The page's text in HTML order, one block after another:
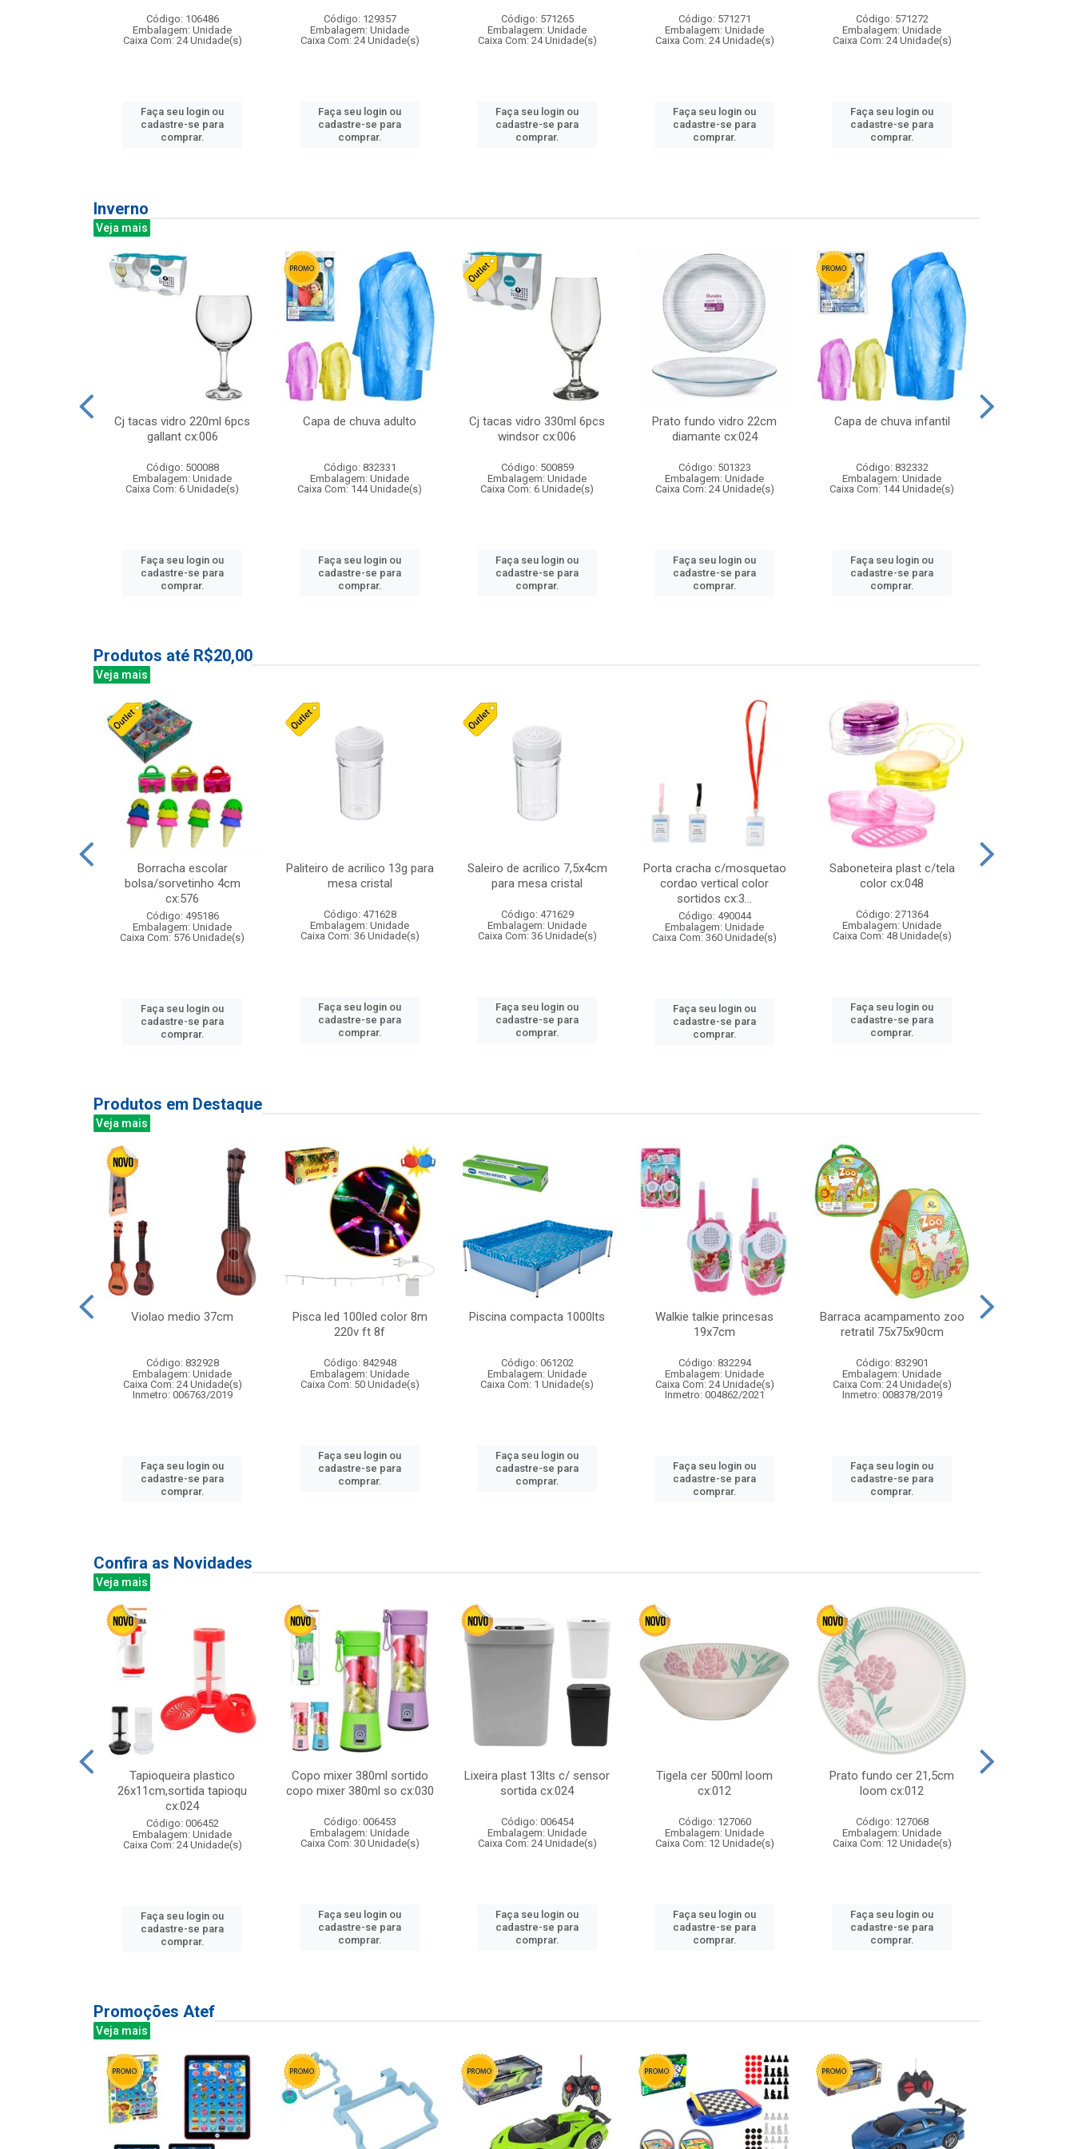
Código: 106486
Embalagem: Unidade
Caixa Com: 24 Unidade(s)
Faça seu login ou
cadastre-se para
comprar.
Código: 129357
Embalagem: Unidade
Caixa Com: 24 Unidade(s)
Faça seu login ou
cadastre-se para
comprar.
Código: 571265
Embalagem: Unidade
Caixa Com: 24 Unidade(s)
Faça seu login ou
cadastre-se para
comprar.
Código: 571271
Embalagem: Unidade
Caixa Com: 24 Unidade(s)
Faça seu login ou
cadastre-se para
comprar.
Código: 571272
Embalagem: Unidade
Caixa Com: 24 Unidade(s)
Faça seu login ou
cadastre-se para
comprar.
Inverno
Veja mais
Cj tacas vidro 220ml 6pcs
gallant cx:006
Código: 500088
Embalagem: Unidade
Caixa Com: 6 Unidade(s)
Faça seu login ou
cadastre-se para
comprar.
Capa de chuva adulto
Código: 832331
Embalagem: Unidade
Caixa Com: 144 Unidade(s)
Faça seu login ou
cadastre-se para
comprar.
Cj tacas vidro 330ml 6pcs
windsor cx:006
Código: 500859
Embalagem: Unidade
Caixa Com: 6 Unidade(s)
Faça seu login ou
cadastre-se para
comprar.
Prato fundo vidro 22cm
diamante cx:024
Código: 501323
Embalagem: Unidade
Caixa Com: 24 Unidade(s)
Faça seu login ou
cadastre-se para
comprar.
Capa de chuva infantil
Código: 832332
Embalagem: Unidade
Caixa Com: 144 Unidade(s)
Faça seu login ou
cadastre-se para
comprar.
Produtos até R$20,00
Veja mais
Borracha escolar
bolsa/sorvetinho 4cm
cx:576
Código: 495186
Embalagem: Unidade
Caixa Com: 576 Unidade(s)
Faça seu login ou
cadastre-se para
comprar.
Paliteiro de acrilico 13g para
mesa cristal
Código: 471628
Embalagem: Unidade
Caixa Com: 36 Unidade(s)
Faça seu login ou
cadastre-se para
comprar.
Saleiro de acrilico 7,5x4cm
para mesa cristal
Código: 471629
Embalagem: Unidade
Caixa Com: 36 Unidade(s)
Faça seu login ou
cadastre-se para
comprar.
Porta cracha c/mosquetao
cordao vertical color
sortidos cx:3...
Código: 490044
Embalagem: Unidade
Caixa Com: 360 Unidade(s)
Faça seu login ou
cadastre-se para
comprar.
Saboneteira plast c/tela
color cx:048
Código: 271364
Embalagem: Unidade
Caixa Com: 48 Unidade(s)
Faça seu login ou
cadastre-se para
comprar.
Produtos em Destaque
Veja mais
Violao medio 37cm
Código: 832928
Embalagem: Unidade
Caixa Com: 24 Unidade(s)
Inmetro: 006763/2019
Faça seu login ou
cadastre-se para
comprar.
Pisca led 100led color 8m
220v ft 8f
Código: 842948
Embalagem: Unidade
Caixa Com: 50 Unidade(s)
Faça seu login ou
cadastre-se para
comprar.
Piscina compacta 1000lts
Código: 061202
Embalagem: Unidade
Caixa Com: 1 Unidade(s)
Faça seu login ou
cadastre-se para
comprar.
Walkie talkie princesas
19x7cm
Código: 832294
Embalagem: Unidade
Caixa Com: 24 Unidade(s)
Inmetro: 004862/2021
Faça seu login ou
cadastre-se para
comprar.
Barraca acampamento zoo
retratil 75x75x90cm
Código: 832901
Embalagem: Unidade
Caixa Com: 24 Unidade(s)
Inmetro: 008378/2019
Faça seu login ou
cadastre-se para
comprar.
Confira as Novidades
Veja mais
Tapioqueira plastico
26x11cm,sortida tapioqu
cx:024
Código: 006452
Embalagem: Unidade
Caixa Com: 24 Unidade(s)
Faça seu login ou
cadastre-se para
comprar.
Copo mixer 380ml sortido
copo mixer 380ml so cx:030
Código: 006453
Embalagem: Unidade
Caixa Com: 30 Unidade(s)
Faça seu login ou
cadastre-se para
comprar.
Lixeira plast 13lts c/ sensor
sortida cx:024
Código: 006454
Embalagem: Unidade
Caixa Com: 24 Unidade(s)
Faça seu login ou
cadastre-se para
comprar.
Tigela cer 500ml loom
cx:012
Código: 127060
Embalagem: Unidade
Caixa Com: 12 Unidade(s)
Faça seu login ou
cadastre-se para
comprar.
Prato fundo cer 21,5cm
loom cx:012
Código: 127068
Embalagem: Unidade
Caixa Com: 12 Unidade(s)
Faça seu login ou
cadastre-se para
comprar.
Promoções Atef
Veja mais